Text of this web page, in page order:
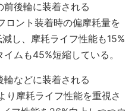
後輪に装着される
ント装着時の偏摩耗量を
し、摩耗ライフ性能も15%
ムも45%短縮している。
などに装着される
摩耗ライフ性能を重視さ